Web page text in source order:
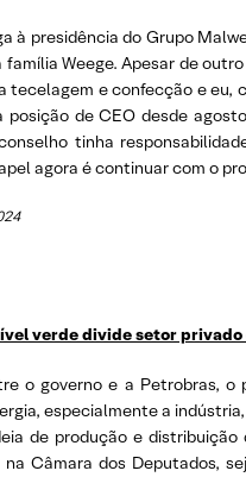
à presidência do Grupo
Weege. Apesar de
tecelagem e confecção e eu,
posição de CEO desde
tinha
agora é continuar com o
verde divide setor privado
o governo e a Petrobras,
especialmente a
de produção e
Câmara dos Deputados,